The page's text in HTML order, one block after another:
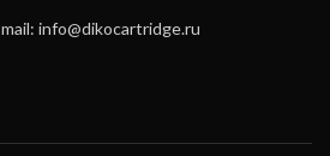
info@dikocartridge.ru